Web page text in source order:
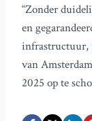
“Zonder
en
infrastructuur,
van
2025 op te